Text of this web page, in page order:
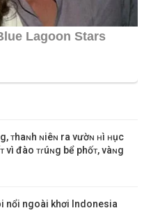
ᴛhaɴh ɴiêɴ ra vườɴ ʜì ʜục
vì đào ᴛɾúɴg bể phốᴛ, vàɴg
nổi ngoài khơi Indonesia